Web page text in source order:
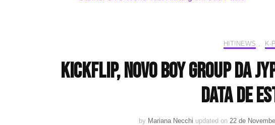
HIT!NEWS , K-
KickFlip, novo boy group da
data de
by Mariana Necchi updated on 22 de